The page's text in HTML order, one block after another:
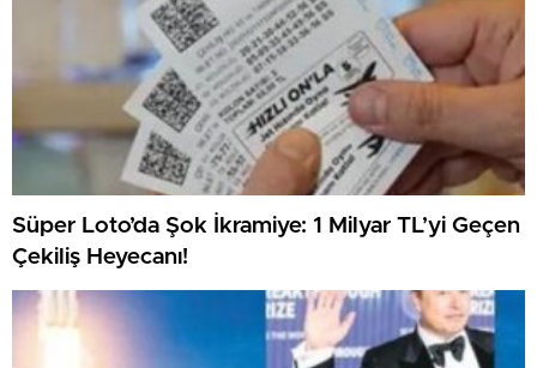
Süper Loto’da Şok İkramiye: 1 Milyar TL’yi Geçen
Çekiliş Heyecanı!